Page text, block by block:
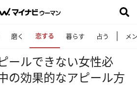
磨く 恋する 暮らす 占う メ
ールできない女性必
効果的なアピール方